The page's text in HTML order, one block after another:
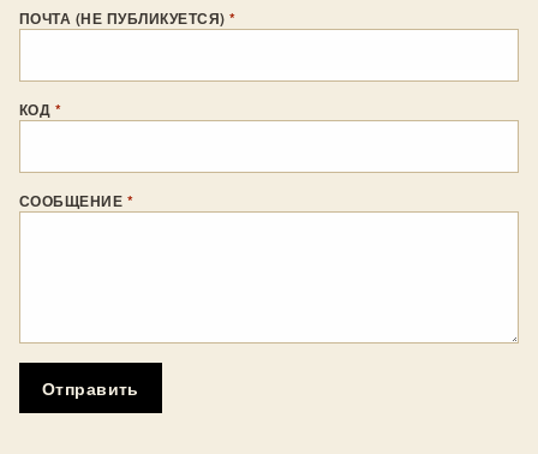
ПОЧТА (НЕ ПУБЛИКУЕТСЯ)*
КОД *
СООБЩЕНИЕ *
Отправить